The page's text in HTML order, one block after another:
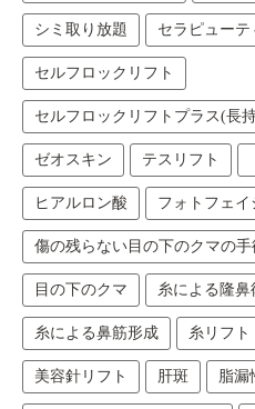
シミ取り放題 セラピューテ
セルフロックリフト
セルフロックリフトプラス(長
ゼオスキン テスリフト
ヒアルロン酸 フォトフェイ
傷の残らない目の下のクマの手
目の下のクマ 糸による隆鼻
糸による鼻筋形成 糸リフト
美容針リフト 肝斑 脂漏